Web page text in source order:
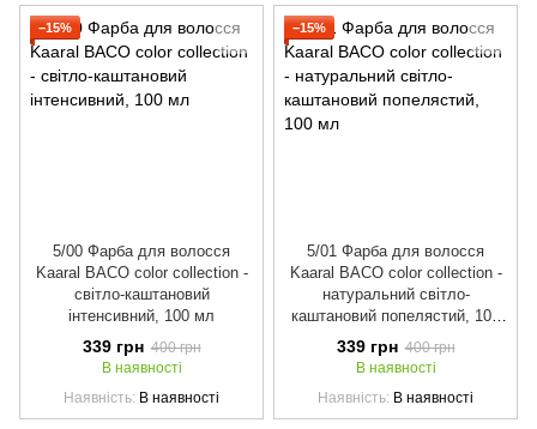
−15%
5/00 Фарба для волосся
Kaaral BACO color collection -
світло-каштановий
інтенсивний, 100 мл
339 грн 400 грн
В наявності
Наявність В наявності
−15%
5/01 Фарба для волосся
Kaaral BACO color collection -
натуральний світло-
каштановий попелястий, 100
339 грн 400 грн
В наявності
Наявність В наявності